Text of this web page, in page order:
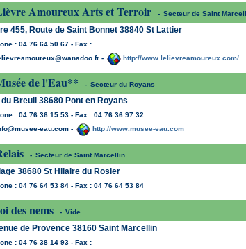
Amoureux Arts et Terroir - Secteur de Saint
455, Route de Saint Bonnet 38840 St Lattier
: 04 76 64 50 67 - Fax :
-
http://www.lelievreamoureux.com/
de l'Eau** - Secteur du Royans
du Breuil 38680 Pont en Royans
: 04 76 36 15 53 - Fax : 04 76 36 97 32
eau.com -
http://www.musee-eau.com
- Secteur de Saint Marcellin
38680 St Hilaire du Rosier
: 04 76 64 53 84 - Fax : 04 76 64 53 84
des nems - Vide
de Provence 38160 Saint Marcellin
: 04 76 38 14 93 - Fax :